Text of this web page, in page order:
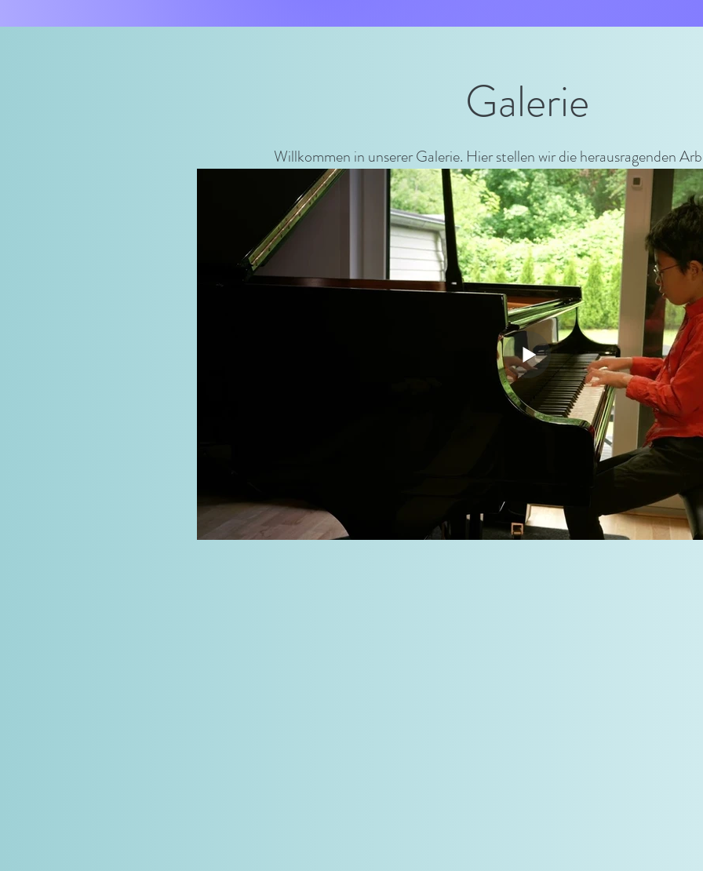
Galerie
Willkommen in unserer Galerie. Hier stellen wir die herausragenden
talentierten Schülerinnen und Schüler sowie Lehrerinnen und